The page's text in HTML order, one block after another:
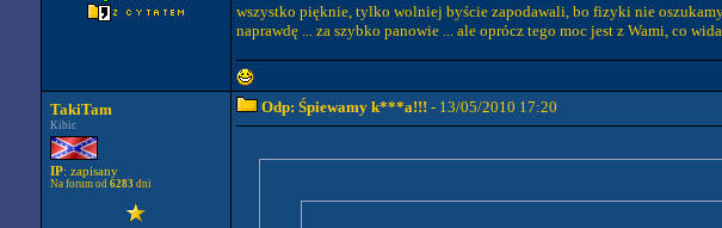
wszystko pięknie, tylko wolniej byście zapodawali, bo fizyki nie
naprawdę ... za szybko panowie ... ale oprócz tego moc jest z Wami, co
TakiTam
Kibic
IP: zapisany
Na forum od 6283 dni
Odp: Śpiewamy k***a!!! - 13/05/2010 17:20